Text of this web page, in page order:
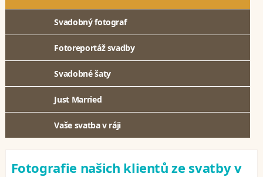
Svadobný fotograf
Fotoreportáž svadby
Svadobné šaty
Just Married
Vaše svatba v ráji
Fotografie našich klientů ze svatby v